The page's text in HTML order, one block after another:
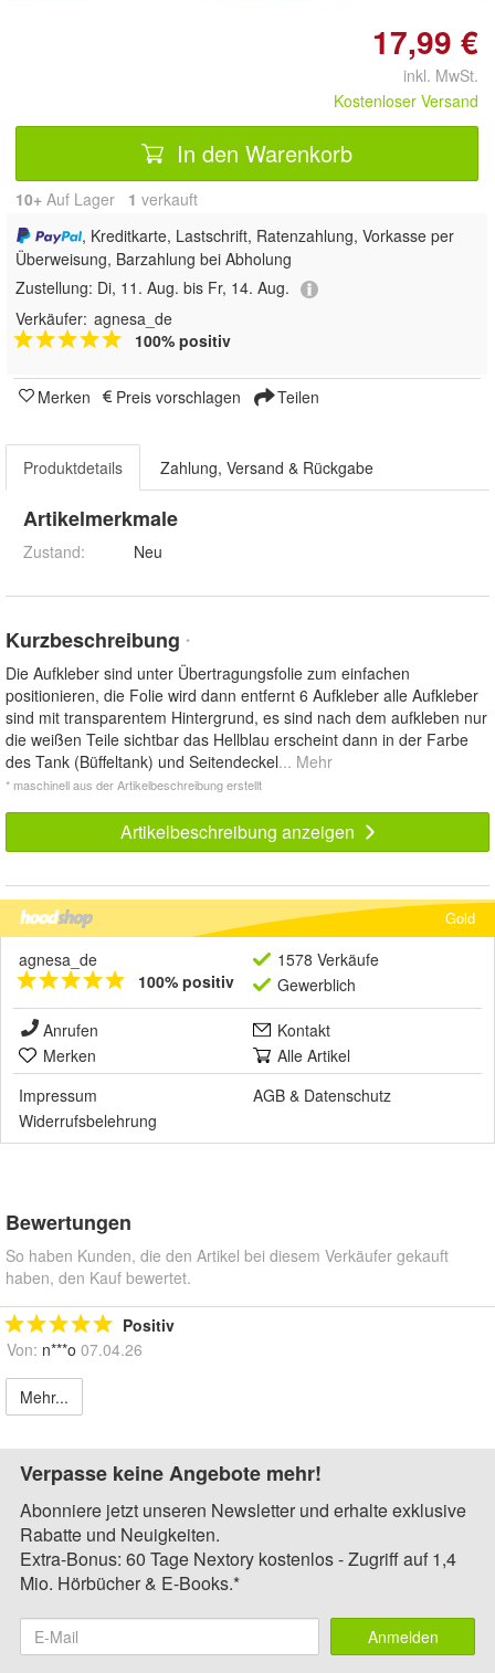
17,99 €
inkl. MwSt.
Kostenloser Versand
In den Warenkorb
10+ Auf Lager 1 verkauft
, Kreditkarte, Lastschrift, Ratenzahlung, Vorkasse per
Überweisung, Barzahlung bei Abholung
Zustellung: Di, 11. Aug. bis Fr, 14. Aug.
Verkäufer: agnesa_de
100% positiv
Merken Preis vorschlagen Teilen
Produktdetails Zahlung, Versand & Rückgabe
Artikelmerkmale
Zustand: Neu
Kurzbeschreibung *
Die Aufkleber sind unter Übertragungsfolie zum einfachen
positionieren, die Folie wird dann entfernt 6 Aufkleber alle Aufkleber
sind mit transparentem Hintergrund, es sind nach dem aufkleben nur
die weißen Teile sichtbar das Hellblau erscheint dann in der Farbe
des Tank (Büffeltank) und Seitendeckel... Mehr
* maschinell aus der Artikelbeschreibung erstellt
Artikelbeschreibung anzeigen
Gold
agnesa_de
100% positiv
1578 Verkäufe
Gewerblich
Anrufen
Kontakt
Merken
Alle Artikel
Impressum
AGB & Datenschutz
Widerrufsbelehrung
Bewertungen
So haben Kunden, die den Artikel bei diesem Verkäufer gekauft
haben, den Kauf bewertet.
Positiv
Von: n***o 07.04.26
Mehr...
Verpasse keine Angebote mehr!
Abonniere jetzt unseren Newsletter und erhalte exklusive
Rabatte und Neuigkeiten.
Extra-Bonus: 60 Tage Nextory kostenlos - Zugriff auf 1,4
Mio. Hörbücher & E-Books.*
Anmelden